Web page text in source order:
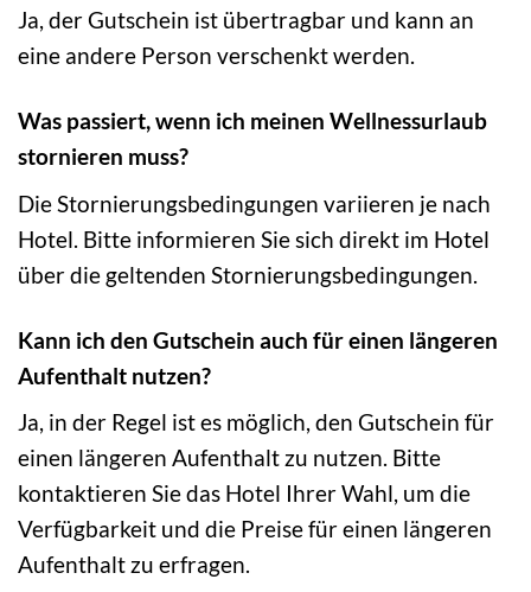
Ja, der Gutschein ist übertragbar und kann an
eine andere Person verschenkt werden.
Was passiert, wenn ich meinen Wellnessurlaub
stornieren muss?
Die Stornierungsbedingungen variieren je nach
Hotel. Bitte informieren Sie sich direkt im Hotel
über die geltenden Stornierungsbedingungen.
Kann ich den Gutschein auch für einen längeren
Aufenthalt nutzen?
Ja, in der Regel ist es möglich, den Gutschein für
einen längeren Aufenthalt zu nutzen. Bitte
kontaktieren Sie das Hotel Ihrer Wahl, um die
Verfügbarkeit und die Preise für einen längeren
Aufenthalt zu erfragen.